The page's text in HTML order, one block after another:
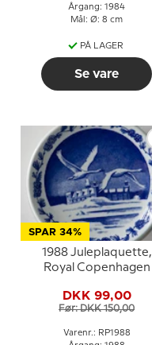
Årgang: 1984
Mål: Ø: 8 cm
PÅ LAGER
Se vare
SPAR 34%
1988 Juleplaquette,
Royal Copenhagen
DKK 99,00
Før: DKK 150,00
Varenr.: RP1988